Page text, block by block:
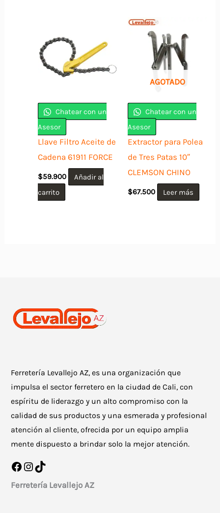
Chatear con un
Asesor
Llave Filtro Aceite de
Cadena 61911 FORCE
$59.900
Añadir al
carrito
AGOTADO
Chatear con un
Asesor
Extractor para Polea
de Tres Patas 10″
CLEMSON CHINO
$67.500 Leer más
Ferretería Levallejo AZ, es una organización que
impulsa el sector ferretero en la ciudad de Cali, con
espíritu de liderazgo y un alto compromiso con la
calidad de sus productos y una esmerada y profesional
atención al cliente, ofrecida por un equipo amplia
mente dispuesto a brindar solo la mejor atención.
Facebook
Instagram
TikTok
Ferretería Levallejo AZ